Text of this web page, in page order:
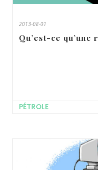
2013-08-01
Qu’est-ce
PÉTROLE